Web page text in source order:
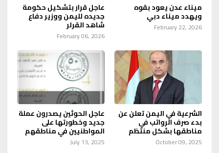
ميناء عدن يعود بقوه
ويهدد ميناء دبي
February 22, 2026
عاجل قرار بتشكيل حكومة
جديده لليمن ووزير دفاع
شاهد القرلر
February 06, 2026
الشرعية في اليمن تعلن عن
بدء صرف الرواتب في
مناطقها بشكل منتظم
October 09, 2025
عاجل الحوثين يصدرون عملة
جديد وخطورتها على
المواطنيين في مناطقهم
July 13, 2025